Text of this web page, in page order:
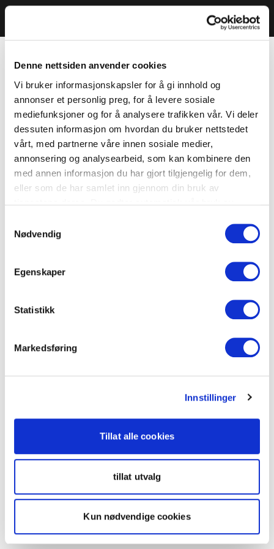
Denne nettsiden anvender cookies
Vi bruker informasjonskapsler for å gi innhold og
annonser et personlig preg, for å levere sosiale
mediefunksjoner og for å analysere trafikken vår. Vi deler
dessuten informasjon om hvordan du bruker nettstedet
vårt, med partnerne våre innen sosiale medier,
annonsering og analysearbeid, som kan kombinere den
med annen informasjon du har gjort tilgjengelig for dem,
eller som de har samlet inn gjennom din bruk av
Nødvendig
Egenskaper
Statistikk
Markedsføring
Innstillinger
Tillat alle cookies
tillat utvalg
Kun nødvendige cookies